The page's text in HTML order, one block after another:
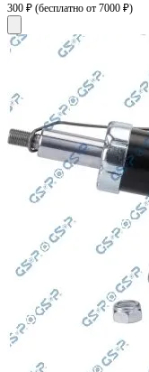
300 ₽ (бесплатно от 7000 ₽)